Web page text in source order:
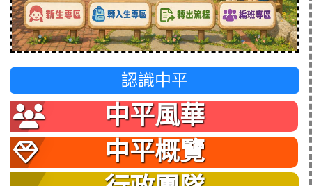
認識中平
中平風華
中平概覽